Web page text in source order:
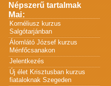
Népszerű tartalmak
Mai:
Kornéliusz kurzus
Salgótarjánban
Álomlátó József kurzus
Ménfőcsanakon
Jelentkezés
Új élet Krisztusban kurzus
fiataloknak Szegeden